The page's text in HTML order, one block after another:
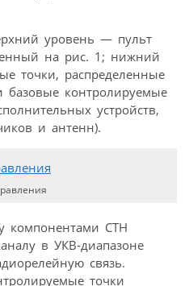
уровень — пульт
на рис. 1; нижний
точки, распределенные
базовые контролируемые
устройств,
и антенн).
компонентами СТН
в УКВ-диапазоне
связь.
точки